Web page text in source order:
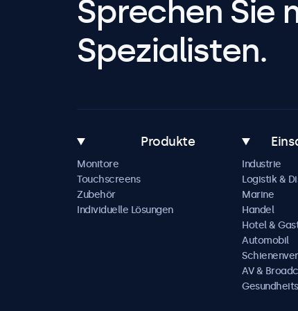
Sprechen Sie
Spezialisten.
Produkte
Monitore
Touchscreens
Zubehör
Individuelle Lösungen
Industrie
Logistik &
Marine
Handel
Hotel &
Automobil
AV &